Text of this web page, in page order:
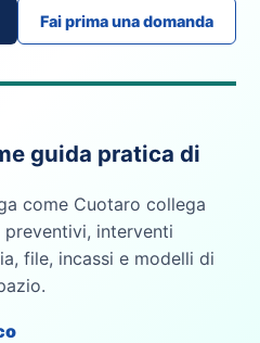
Fai prima una domanda
guida pratica di
come Cuotaro collega
preventivi, interventi
file, incassi e modelli di